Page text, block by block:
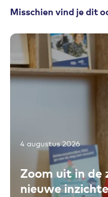
Misschien vind je dit
Toevoegen aan
4 augustus 2026
Zoom uit in de
nieuwe